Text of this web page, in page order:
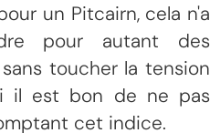
un Pitcairn, cela n'a
pour autant des
toucher la tension
il est bon de ne pas
cet indice.